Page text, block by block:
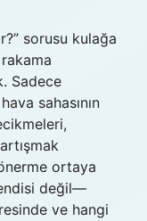
sorusu kulağa
Sadece
sahasının
ortaya
değil—
ve hangi